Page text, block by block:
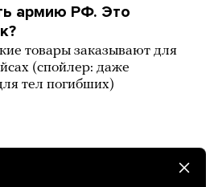
армию РФ. Это
товары заказывают для
(спойлер: даже
тел погибших)